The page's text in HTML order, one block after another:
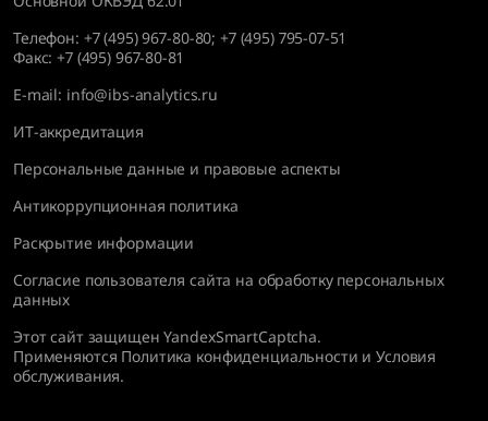
Телефон: +7 (495) 967-80-80; +7 (495) 795-07-51
Факс:+7 (495) 967-80-81
E-mail: info@ibs-analytics.ru
ИТ-аккредитация
Персональные данные и правовые аспекты
Антикоррупционная политика
Раскрытие информации
Согласие пользователя сайта на обработку персональных
данных
Этот сайт защищен YandexSmartCaptcha.
Применяются Политика конфиденциальности иУсловия
обслуживания.